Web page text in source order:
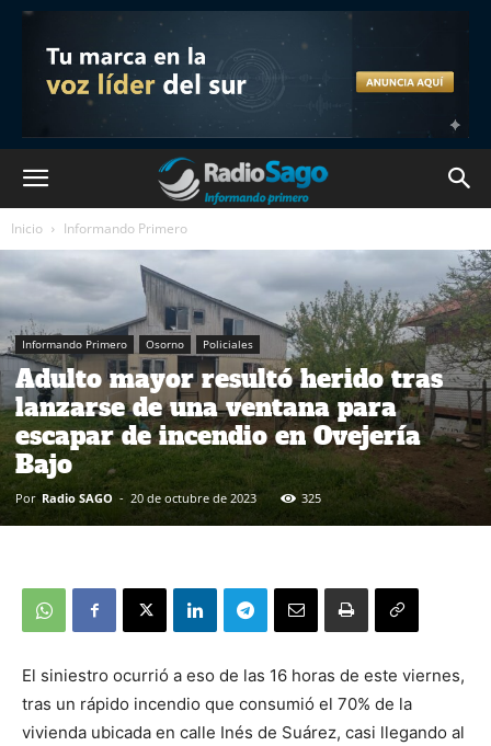
Inicio Informando Primero
Informando Primero Osorno Policiales
Adulto mayor resultó herido tras
lanzarse de una ventana para
escapar de incendio en Ovejería
Bajo
Por Radio SAGO - 20 de octubre de 2023 325
El siniestro ocurrió a eso de las 16 horas de este viernes,
tras un rápido incendio que consumió el 70% de la
vivienda ubicada en calle Inés de Suárez, casi llegando al